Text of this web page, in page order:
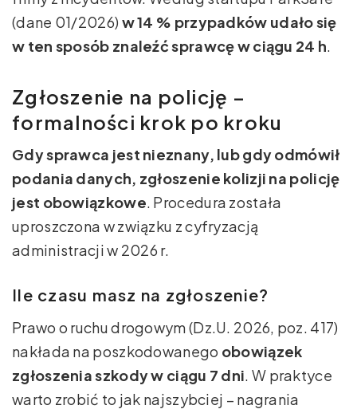
(dane 01/2026) w 14 % przypadków udało się
w ten sposób znaleźć sprawcę w ciągu 24 h.
Zgłoszenie na policję –
formalności krok po kroku
Gdy sprawca jest nieznany, lub gdy odmówił
podania danych, zgłoszenie kolizji na policję
jest obowiązkowe. Procedura została
uproszczona w związku z cyfryzacją
administracji w 2026 r.
Ile czasu masz na zgłoszenie?
Prawo o ruchu drogowym (Dz.U. 2026, poz. 417)
nakłada na poszkodowanego obowiązek
zgłoszenia szkody w ciągu 7 dni. W praktyce
warto zrobić to jak najszybciej – nagrania